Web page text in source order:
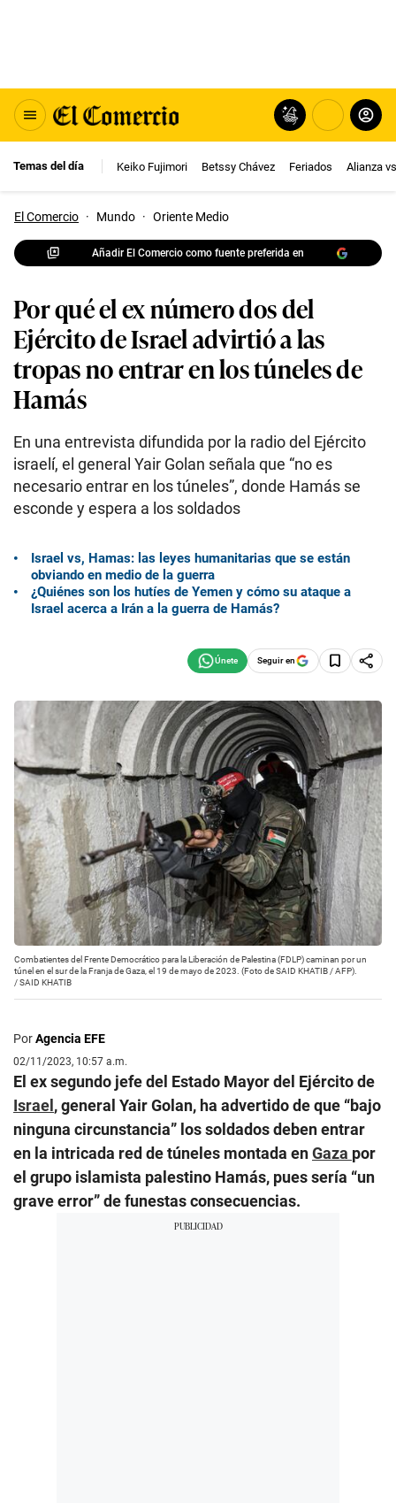
Temas del día Keiko Fujimori Betssy Chávez Feriados Alianza
El Comercio · Mundo · Oriente Medio
Añadir El Comercio como fuente preferida en
Por qué el ex número dos del
Ejército de Israel advirtió a las
tropas no entrar en los túneles de
Hamás
En una entrevista difundida por la radio del Ejército
israelí, el general Yair Golan señala que “no es
necesario entrar en los túneles”, donde Hamás se
esconde y espera a los soldados
Israel vs, Hamas: las leyes humanitarias que se están
obviando en medio de la guerra
¿Quiénes son los hutíes de Yemen y cómo su ataque a
Israel acerca a Irán a la guerra de Hamás?
Seguir en
Combatientes del Frente Democrático para la Liberación de Palestina (FDLP) caminan por un
túnel en el sur de la Franja de Gaza, el 19 de mayo de 2023. (Foto de SAID KHATIB / AFP).
/SAID KHATIB
PorAgencia EFE
02/11/2023, 10:57 a.m.
El ex segundo jefe del Estado Mayor del Ejército de
Israel, general Yair Golan, ha advertido de que “bajo
ninguna circunstancia” los soldados deben entrar
en la intricada red de túneles montada enGaza por
el grupo islamista palestino Hamás, pues sería “un
grave error” de funestas consecuencias.